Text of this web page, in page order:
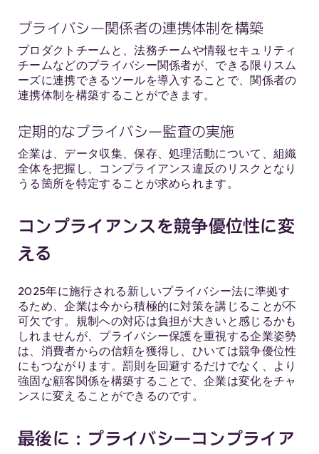
プライバシー関係者の連携体制を構築
プロダクトチームと、法務チームや情報セキュリティ
チームなどのプライバシー関係者が、できる限りスム
ーズに連携できるツールを導入することで、関係者の
連携体制を構築することができます。
定期的なプライバシー監査の実施
企業は、データ収集、保存、処理活動について、組織
全体を把握し、コンプライアンス違反のリスクとなり
うる箇所を特定することが求められます。
コンプライアンスを競争優位性に変
える
2025年に施行される新しいプライバシー法に準拠す
るため、企業は今から積極的に対策を講じることが不
可欠です。規制への対応は負担が大きいと感じるかも
しれませんが、プライバシー保護を重視する企業姿勢
は、消費者からの信頼を獲得し、ひいては競争優位性
にもつながります。罰則を回避するだけでなく、より
強固な顧客関係を構築することで、企業は変化をチャ
ンスに変えることができるのです。
最後に：プライバシーコンプライア